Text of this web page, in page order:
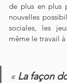
de plus en plus
nouvelles
sociales, les
même le travail
« La façon